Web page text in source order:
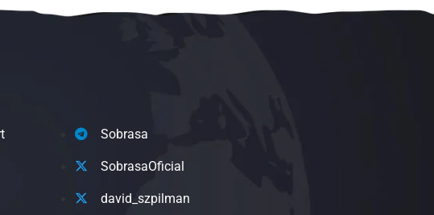
Sobrasa
SobrasaOficial
david_szpilman